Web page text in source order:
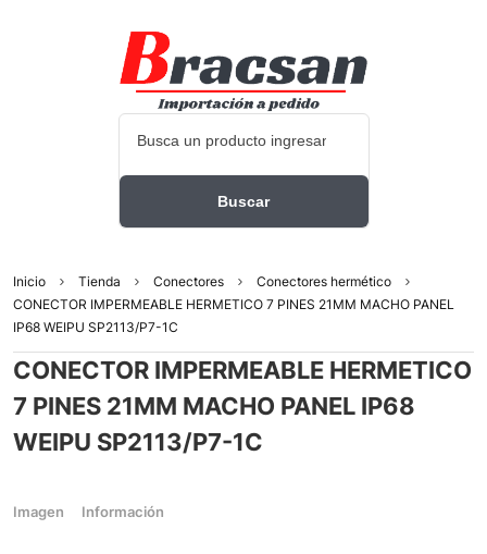
Inicio Tienda Conectores
Conectores hermético
CONECTOR IMPERMEABLE HERMETICO 7 PINES 21MM MACHO PANEL
IP68 WEIPU SP2113/P7-1C
CONECTOR IMPERMEABLE HERMETICO
7 PINES 21MM MACHO PANEL IP68
WEIPU SP2113/P7-1C
Imagen Información